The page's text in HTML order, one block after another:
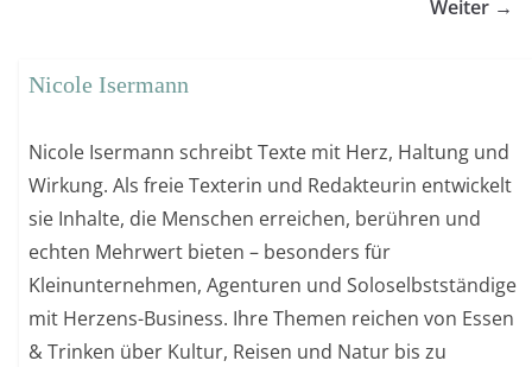
Weiter →
Nicole Isermann
Nicole Isermann schreibt Texte mit Herz, Haltung und
Wirkung. Als freie Texterin und Redakteurin entwickelt
sie Inhalte, die Menschen erreichen, berühren und
echten Mehrwert bieten – besonders für
Kleinunternehmen, Agenturen und Soloselbstständige
mit Herzens-Business. Ihre Themen reichen von Essen
& Trinken über Kultur, Reisen und Natur bis zu